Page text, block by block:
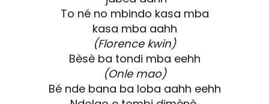
To né no mbindo kasa mba
kasa mba aahh
(Florence kwin)
Bèsè ba tondi mba eehh
(Onle mao)
Bé nde bana ba loba aahh eehh